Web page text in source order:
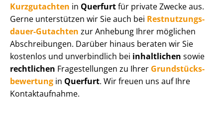
Kurzgutachten in Querfurtfür private Zwecke aus.
Gerne unterstützen wir Sie auch bei Rest­nut­zungs­
dau­er-Gutachten zur Anhebung Ihrer möglichen
Abschreibungen. Darüber hinaus beraten wir Sie
kostenlos und unverbindlich bei inhaltlichen sowie
rechtlichen Fragestellungen zu Ihrer Grund­stücks­
be­wer­tung in Querfurt. Wir freuen uns auf Ihre
Kontaktaufnahme.